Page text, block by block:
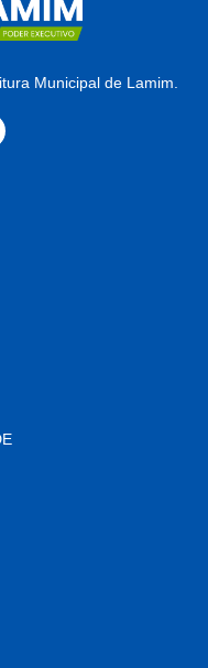
Municipal de Lamim.